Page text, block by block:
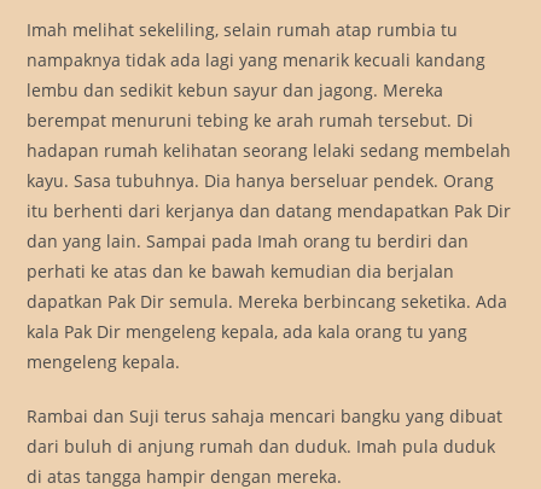
Imah melihat sekeliling, selain rumah atap rumbia tu
nampaknya tidak ada lagi yang menarik kecuali kandang
lembu dan sedikit kebun sayur dan jagong. Mereka
berempat menuruni tebing ke arah rumah tersebut. Di
hadapan rumah kelihatan seorang lelaki sedang membelah
kayu. Sasa tubuhnya. Dia hanya berseluar pendek. Orang
itu berhenti dari kerjanya dan datang mendapatkan Pak Dir
dan yang lain. Sampai pada Imah orang tu berdiri dan
perhati ke atas dan ke bawah kemudian dia berjalan
dapatkan Pak Dir semula. Mereka berbincang seketika. Ada
kala Pak Dir mengeleng kepala, ada kala orang tu yang
mengeleng kepala.
Rambai dan Suji terus sahaja mencari bangku yang dibuat
dari buluh di anjung rumah dan duduk. Imah pula duduk
di atas tangga hampir dengan mereka.